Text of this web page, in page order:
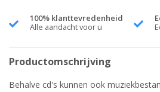
100% klanttevredenheid
Alle aandacht voor u
Productomschrijving
Behalve cd's kunnen ook